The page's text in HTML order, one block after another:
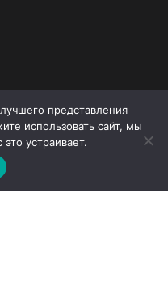
представления
использовать сайт, мы
это устраивает.